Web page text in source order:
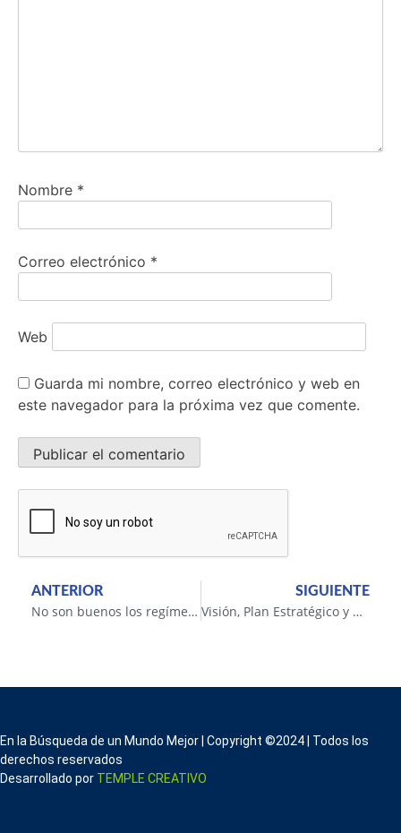
Nombre *
Correo electrónico *
Web
Guarda mi nombre, correo electrónico y web en
este navegador para la próxima vez que comente.
ANTERIOR
No son buenos los regímenes autocráticos
SIGUIENTE
Visión, Plan Estratégico y Mundo Mejor
En la Búsqueda de un Mundo Mejor | Copyright ©2024 | Todos los
derechos reservados
Desarrollado por TEMPLE CREATIVO